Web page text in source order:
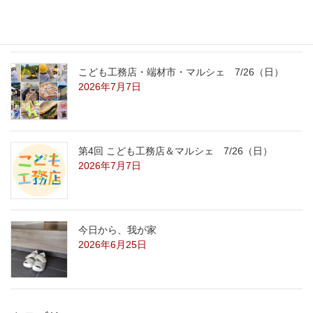
こども工務店・端材市・マルシェ 7/26（日）
2026年7月7日
第4回 こども工務店＆マルシェ 7/26（日）
2026年7月7日
今日から、我が家
2026年6月25日